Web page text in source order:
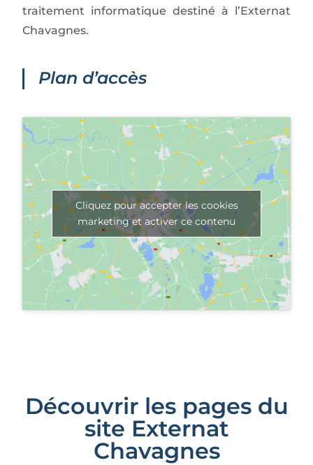
traitement informatique destiné à l’Externat
Chavagnes.
Plan d’accès
Cliquez pour accepter les cookies
marketing et activer ce contenu
Découvrir les pages du
site Externat
Chavagnes